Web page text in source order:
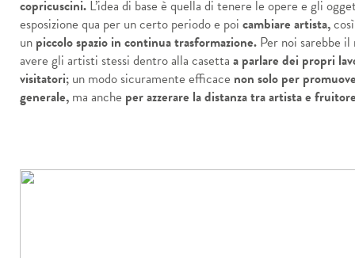
copricuscini. L’idea di base è quella di tenere le opere e gli
esposizione qua per un certo periodo e poi cambiare artista,
un piccolo spazio in continua trasformazione. Per noi sarebbe il
avere gli artisti stessi dentro alla casetta a parlare dei propri
visitatori; un modo sicuramente efficace non solo per
generale, ma anche per azzerare la distanza tra artista e